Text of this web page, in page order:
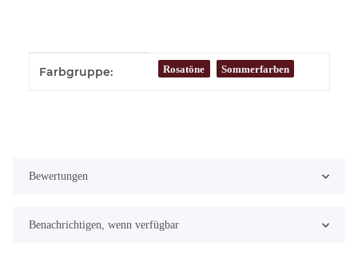
Produkteigenschaft
Wert
Farbgruppe: Rosatöne Sommerfarben
Bewertungen
Benachrichtigen, wenn verfügbar